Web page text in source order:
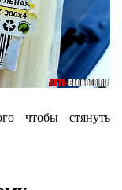
чтобы стянуть